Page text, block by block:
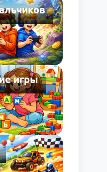
игры